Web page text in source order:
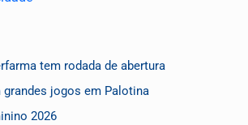
tem rodada de abertura
jogos em Palotina
2026